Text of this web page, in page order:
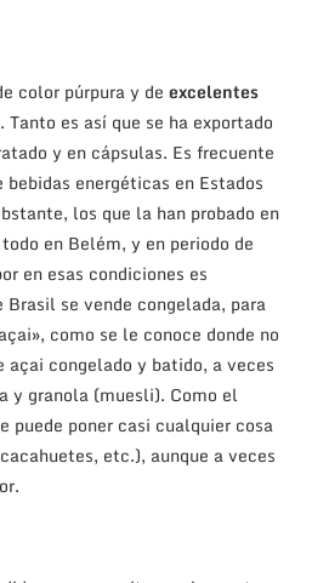
color púrpura y de excelentes
Tanto es así que se ha exportado
y en cápsulas. Es frecuente
energéticas en Estados
los que la han probado en
en Belém, y en periodo de
en esas condiciones es
se vende congelada, para
como se le conoce donde no
açai congelado y batido, a veces
y granola (muesli). Como el
puede poner casi cualquier cosa
etc.), aunque a veces